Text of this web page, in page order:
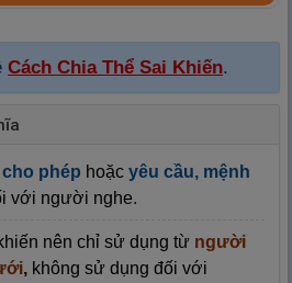
Cách Chia Thể Sai Khiến.
cho phép hoặc yêu cầu, mệnh
với người nghe.
nên chỉ sử dụng từngười
,không sử dụng đối với